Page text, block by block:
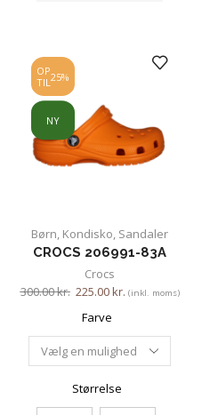
OP
TIL25%
NY
Børn, Kondisko, Sandaler
CROCS 206991-83A
Crocs
300.00kr. 225.00kr. (inkl. moms)
Farve
Størrelse